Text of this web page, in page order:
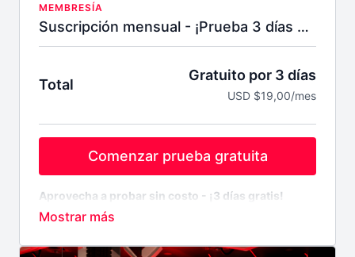
MEMBRESÍA
Suscripción mensual - ¡Prueba 3 días gratis!
Total
Gratuito por 3 días
USD $19,00/mes
Comenzar prueba gratuita
Aprovecha a probar sin costo - ¡3 días gratis!
Puedes cancelar tu subscripción en cualquier
prueba no sera cobrada tu tarjeta.